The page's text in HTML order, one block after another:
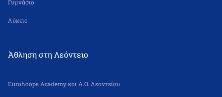
Γυμνάσιο
Λύκειο
Άθληση στη Λεόντειο
Eurohoops Academy και Α.Ο. Λεοντείου